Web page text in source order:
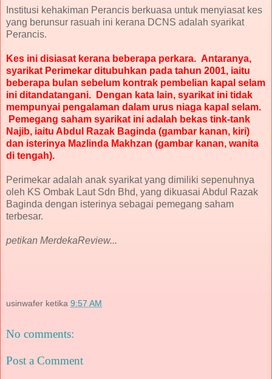
Institusi kehakiman Perancis berkuasa untuk menyiasat kes
yang berunsur rasuah ini kerana DCNS adalah syarikat
Perancis.
Kes ini disiasat kerana beberapa perkara. Antaranya,
syarikat Perimekar ditubuhkan pada tahun 2001, iaitu
beberapa bulan sebelum kontrak pembelian kapal selam
ini ditandatangani. Dengan kata lain, syarikat ini tidak
mempunyai pengalaman dalam urus niaga kapal selam.
Pemegang saham syarikat ini adalah bekas tink-tank
Najib, iaitu Abdul Razak Baginda (gambar kanan, kiri)
dan isterinya Mazlinda Makhzan (gambar kanan, wanita
di tengah).
Perimekar adalah anak syarikat yang dimiliki sepenuhnya
oleh KS Ombak Laut Sdn Bhd, yang dikuasai Abdul Razak
Baginda dengan isterinya sebagai pemegang saham
terbesar.
petikan MerdekaReview...
usinwafer ketika 9:57 AM
No comments:
Post a Comment